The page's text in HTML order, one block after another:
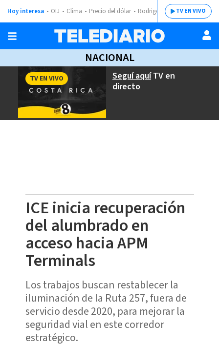
Hoy interesa OIJ Clima Precio del dólar Rodrigo ChavesTV EN VIVO
NACIONAL
Seguí aquíTV en
directo
TV EN VIVO
ICE inicia recuperación
del alumbrado en
acceso hacia APM
Terminals
Los trabajos buscan restablecer la
iluminación de la Ruta 257, fuera de
servicio desde 2020, para mejorar la
seguridad vial en este corredor
estratégico.